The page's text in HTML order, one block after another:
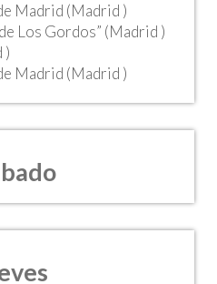
Madrid (Madrid )
Los Gordos” (Madrid )
)
Madrid (Madrid )